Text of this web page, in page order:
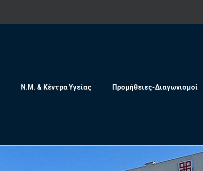
Ν.Μ. & Κέντρα Υγείας Προμήθειες-Διαγωνισμοί